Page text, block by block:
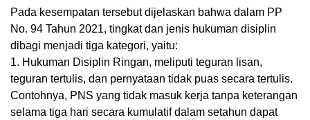
Pada kesempatan tersebut dijelaskan bahwa dalam PP
No. 94 Tahun 2021, tingkat dan jenis hukuman disiplin
dibagi menjadi tiga kategori, yaitu:
1. Hukuman Disiplin Ringan, meliputi teguran lisan,
teguran tertulis, dan pernyataan tidak puas secara tertulis.
Contohnya, PNS yang tidak masuk kerja tanpa keterangan
selama tiga hari secara kumulatif dalam setahun dapat